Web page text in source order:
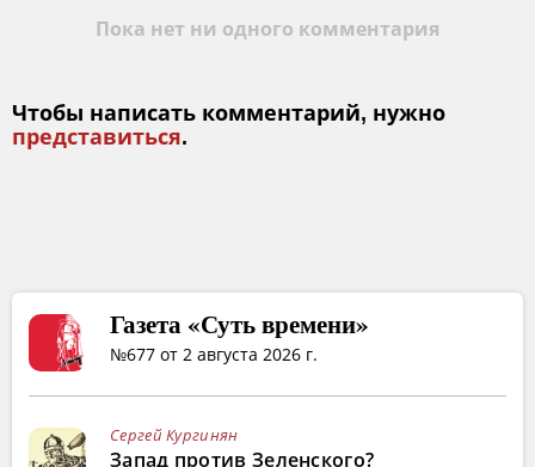
Пока нет ни одного комментария
Чтобы написать комментарий, нужно
представиться.
Газета «Суть времени»
№677 от 2 августа 2026 г.
Сергей Кургинян
Запад против Зеленского?